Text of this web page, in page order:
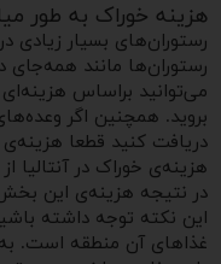
هزینه خوراک به طور
رستوران‌های بسیار زیادی
رستوران‌ها مانند
می‌توانید براساس
بروید. همچنین اگر
دریافت کنید قطعا
در نتیجه هزینه‌ی این بخش
این نکته توجه داشته
غذاهای آن منطقه است.